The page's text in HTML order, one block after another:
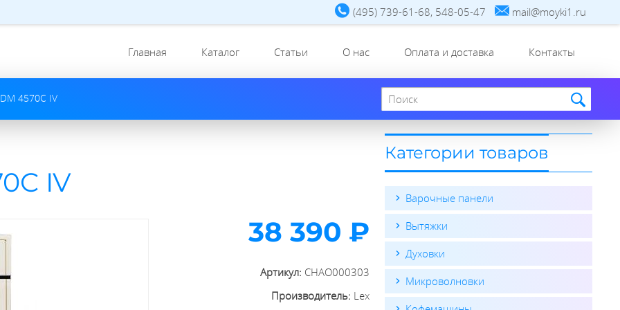
(495) 739-61-68, 548-05-47 mail@moyki1.ru
Главная Каталог Статьи О нас Оплата и доставка Контакты
4570C IV
Поиск по сайту
IV
38 390 ₽
Артикул: CHAO000303
Производитель: Lex
Категории товаров
Варочные панели
Вытяжки
Духовки
Микроволновки